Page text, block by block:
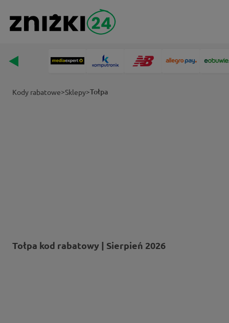
Kody rabatowe>Sklepy>Tołpa
Tołpa kod rabatowy | Sierpień 2026